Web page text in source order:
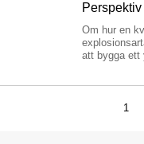
Om hur en
att bygga ett
1